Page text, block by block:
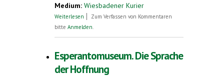
Medium: Wiesbadener Kurier
Weiterlesen über Esperanto-Weltkongress in
Jugendherbergsmitarbeiter
Zum Verfassen von Kommentaren
bitte Anmelden.
Esperantomuseum. Die Sprache
der Hoffnung